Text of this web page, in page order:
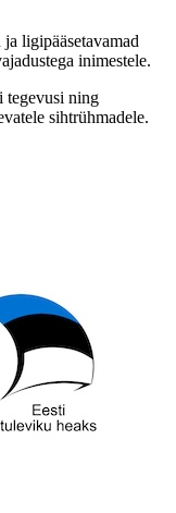
ligipääsetavamad
inimestele.
tegevusi ning
sihtrühmadele.